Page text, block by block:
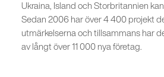
Ukraina, Island och Storbritannien
Sedan 2006 har över 4 400 projekt
utmärkelserna och tillsammans har
av långt över 11 000 nya företag.